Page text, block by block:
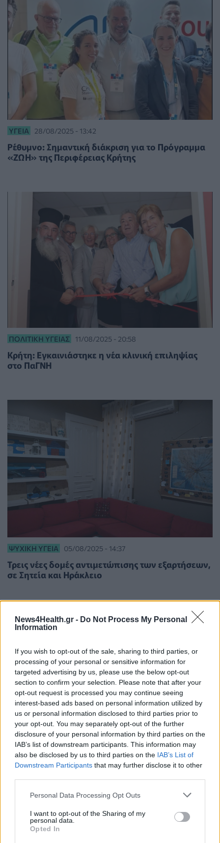
News4Health.gr - Do Not Process My Personal
Information
If you wish to opt-out of the sale, sharing to third parties, or
processing of your personal or sensitive information for
targeted advertising by us, please use the below opt-out
section to confirm your selection. Please note that after your
opt-out request is processed you may continue seeing
interest-based ads based on personal information utilized by
us or personal information disclosed to third parties prior to
your opt-out. You may separately opt-out of the further
disclosure of your personal information by third parties on the
IAB’s list of downstream participants. This information may
also be disclosed by us to third parties on the IAB’s List of
Downstream Participants that may further disclose it to other
Personal Data Processing Opt Outs
I want to opt-out of the Sharing of my
personal data.
Opted In
ΥΓΕΊΑ 28/08/2025 - 13:42
Ρέθυμνο: Σημαντική διάκριση για το Πρόγραμμα
«ΖΩΗ» της Περιφέρειας Κρήτης
ΠΟΛΙΤΙΚΉ ΥΓΕΊΑΣ 11/08/2025 - 20:58
Κρήτη: Εγκαινιάστηκε η νέα κλινική επιληψίας
στο ΠαΓΝΗ
ΨΥΧΙΚΉ ΥΓΕΊΑ 05/08/2025 - 14:37
Τρεις νέες δομές αντιμετώπισης των εξαρτήσεων,
σε Σητεία και Ηράκλειο
ΨΥΧΙΚΉ ΥΓΕΊΑ 29/07/2025 - 14:03
διαδίκτυο λόγω... πλήξης και μοναξιάς